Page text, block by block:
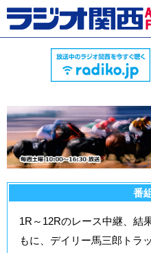
番
1R～12Rのレース中継、結
もに、デイリー馬三郎トラ